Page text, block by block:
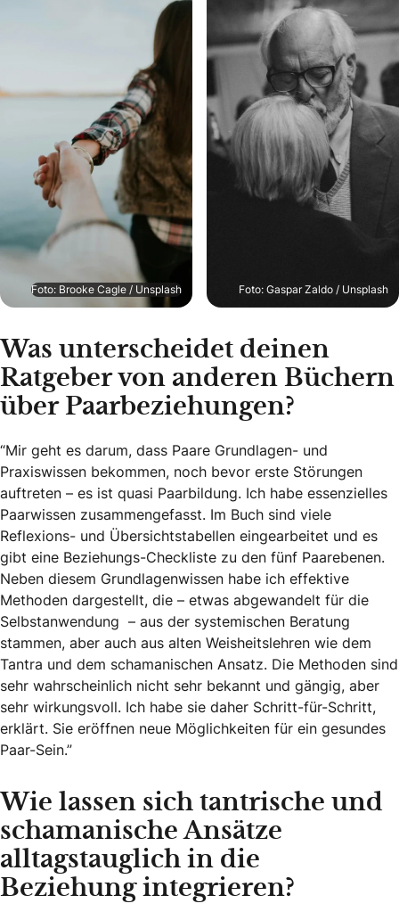
Foto: Brooke Cagle / Unsplash Foto: Gaspar Zaldo / Unsplash
Was unterscheidet deinen
Ratgeber von anderen Büchern
über Paarbeziehungen?
“Mir geht es darum, dass Paare Grundlagen- und
Praxiswissen bekommen, noch bevor erste Störungen
auftreten – es ist quasi Paarbildung. Ich habe essenzielles
Paarwissen zusammengefasst. Im Buch sind viele
Reflexions- und Übersichtstabellen eingearbeitet und es
gibt eine Beziehungs-Checkliste zu den fünf Paarebenen.
Neben diesem Grundlagenwissen habe ich effektive
Methoden dargestellt, die – etwas abgewandelt für die
Selbstanwendung – aus der systemischen Beratung
stammen, aber auch aus alten Weisheitslehren wie dem
Tantra und dem schamanischen Ansatz. Die Methoden sind
sehr wahrscheinlich nicht sehr bekannt und gängig, aber
sehr wirkungsvoll. Ich habe sie daher Schritt-für-Schritt,
erklärt. Sie eröffnen neue Möglichkeiten für ein gesundes
Paar-Sein.”
Wie lassen sich tantrische und
schamanische Ansätze
alltagstauglich in die
Beziehung integrieren?